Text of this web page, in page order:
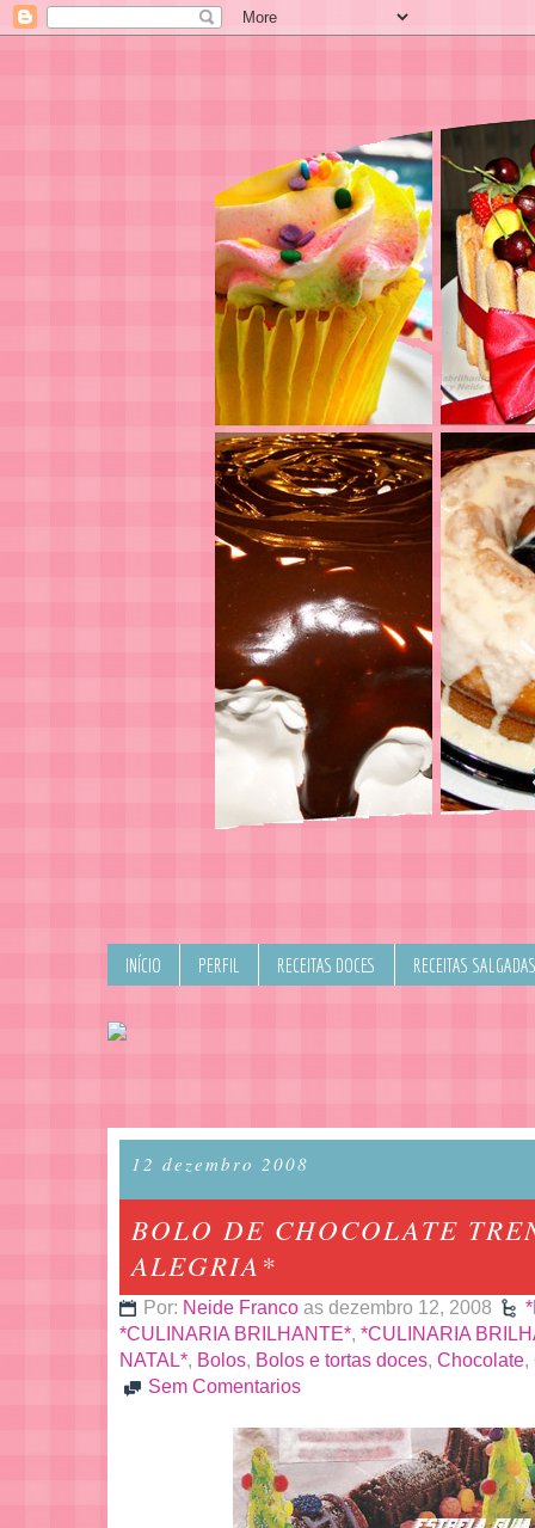
INÍCIO PERFIL RECEITAS DOCES RECEITAS SALGADAS
12 dezembro 2008
BOLO DE CHOCOLATE
ALEGRIA*
Por: Neide Franco as dezembro 12, 2008
*CULINARIA BRILHANTE*, *CULINARIA
NATAL*, Bolos, Bolos e tortas doces, Chocolate,
Sem Comentarios